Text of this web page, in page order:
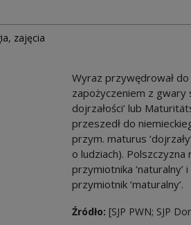
, zajęcia
Wyraz przywędrował
zapożyczeniem z gwary
dojrzałości’ lub
przeszedł do
przym. maturus
o ludziach).
przymiotnika ‘naturalny’
przymiotnik ‘maturalny’.
Źródło: [SJP PWN; SJP